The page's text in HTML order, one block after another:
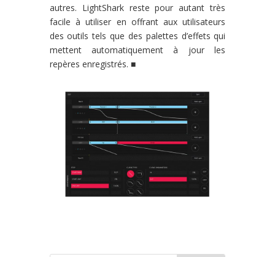
autres. LightShark reste pour autant très
facile à utiliser en offrant aux utilisateurs
des outils tels que des palettes d’effets qui
mettent automatiquement à jour les
repères enregistrés. ■